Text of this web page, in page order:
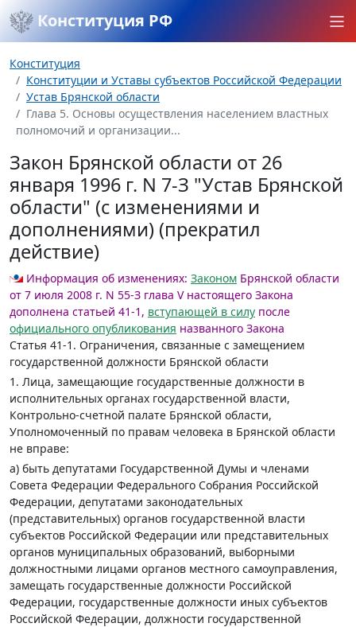
Конституция РФ
Конституция
Конституции и Уставы субъектов Российской Федерации
Устав Брянской области
Глава 5. Основы осуществления населением властных
полномочий и организации...
Закон Брянской области от 26
января 1996 г. N 7-З "Устав Брянской
области" (с изменениями и
дополнениями) (прекратил
действие)
Информация об изменениях: Законом Брянской области
от 7 июля 2008 г. N 55-З глава V настоящего Закона
дополнена статьей 41-1, вступающей в силу после
официального опубликования названного Закона
Статья 41-1. Ограничения, связанные с замещением
государственной должности Брянской области
1. Лица, замещающие государственные должности в
исполнительных органах государственной власти,
Контрольно-счетной палате Брянской области,
Уполномоченный по правам человека в Брянской области
не вправе:
а) быть депутатами Государственной Думы и членами
Совета Федерации Федерального Собрания Российской
Федерации, депутатами законодательных
(представительных) органов государственной власти
субъектов Российской Федерации или представительных
органов муниципальных образований, выборными
должностными лицами органов местного самоуправления,
замещать государственные должности Российской
Федерации, государственные должности иных субъектов
Российской Федерации, должности государственной